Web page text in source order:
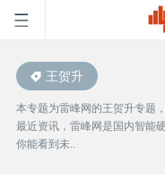
首
页
王贺升
本专题为雷峰网的王贺升专题
最近资讯，雷峰网是国内智能
你能看到未..